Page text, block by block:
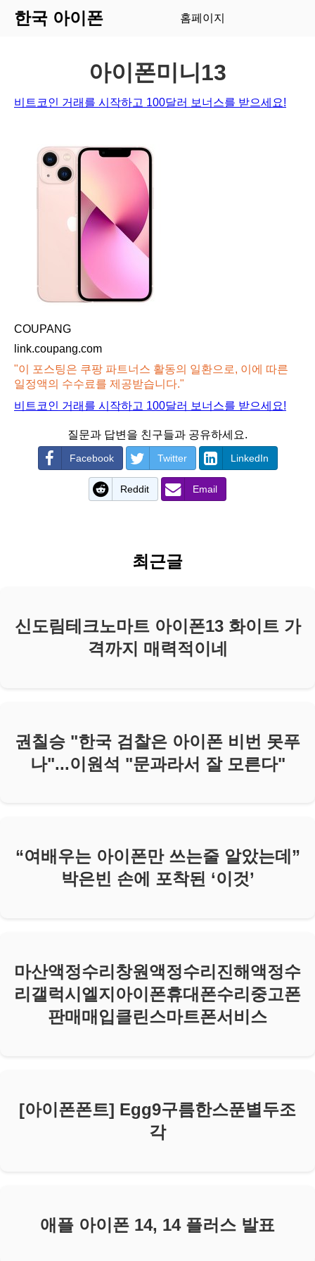
한국 아이폰 홈페이지
아이폰미니13
비트코인 거래를 시작하고 100달러 보너스를 받으세요!
COUPANG
link.coupang.com
"이 포스팅은 쿠팡 파트너스 활동의 일환으로, 이에 따른
일정액의 수수료를 제공받습니다."
비트코인 거래를 시작하고 100달러 보너스를 받으세요!
질문과 답변을 친구들과 공유하세요.
Facebook Twitter LinkedIn
Reddit Email
최근글
신도림테크노마트 아이폰13 화이트 가
격까지 매력적이네
권칠승 "한국 검찰은 아이폰 비번 못푸
나"...이원석 "문과라서 잘 모른다"
“여배우는 아이폰만 쓰는줄 알았는데”
박은빈 손에 포착된 ‘이것’
마산액정수리창원액정수리진해액정수
리갤럭시엘지아이폰휴대폰수리중고폰
판매매입클린스마트폰서비스
[아이폰폰트] Egg9구름한스푼별두조
각
애플 아이폰 14, 14 플러스 발표